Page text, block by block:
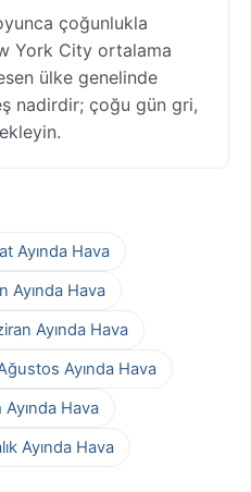
çoğunlukla
York City ortalama
ülke genelinde
nadirdir; çoğu gün gri,
Ayında Hava
Ayında Hava
Ayında Hava
Ayında Hava
Ayında Hava
Ayında Hava